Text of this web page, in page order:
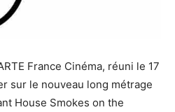
France Cinéma, réuni le 17
sur le nouveau long métrage
House Smokes on the